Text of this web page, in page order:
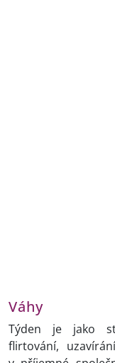
Váhy
Týden je jako
flirtování,